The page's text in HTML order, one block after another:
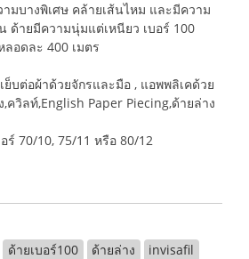
ามบางพิเศษ คล้ายเส้นไหม และมีความ
ด้ายมีความนุ่มแต่เหนียว เบอร์ 100
อดละ 400 เมตร
ย็บต่อผ้าด้วยจักรและมือ , แอพพลิเคด้วย
ควิลท์,English Paper Piecing,ด้ายล่าง
ร์ 70/10, 75/11 หรือ 80/12
ด้ายเบอร์100 ด้ายล่าง
invisafil